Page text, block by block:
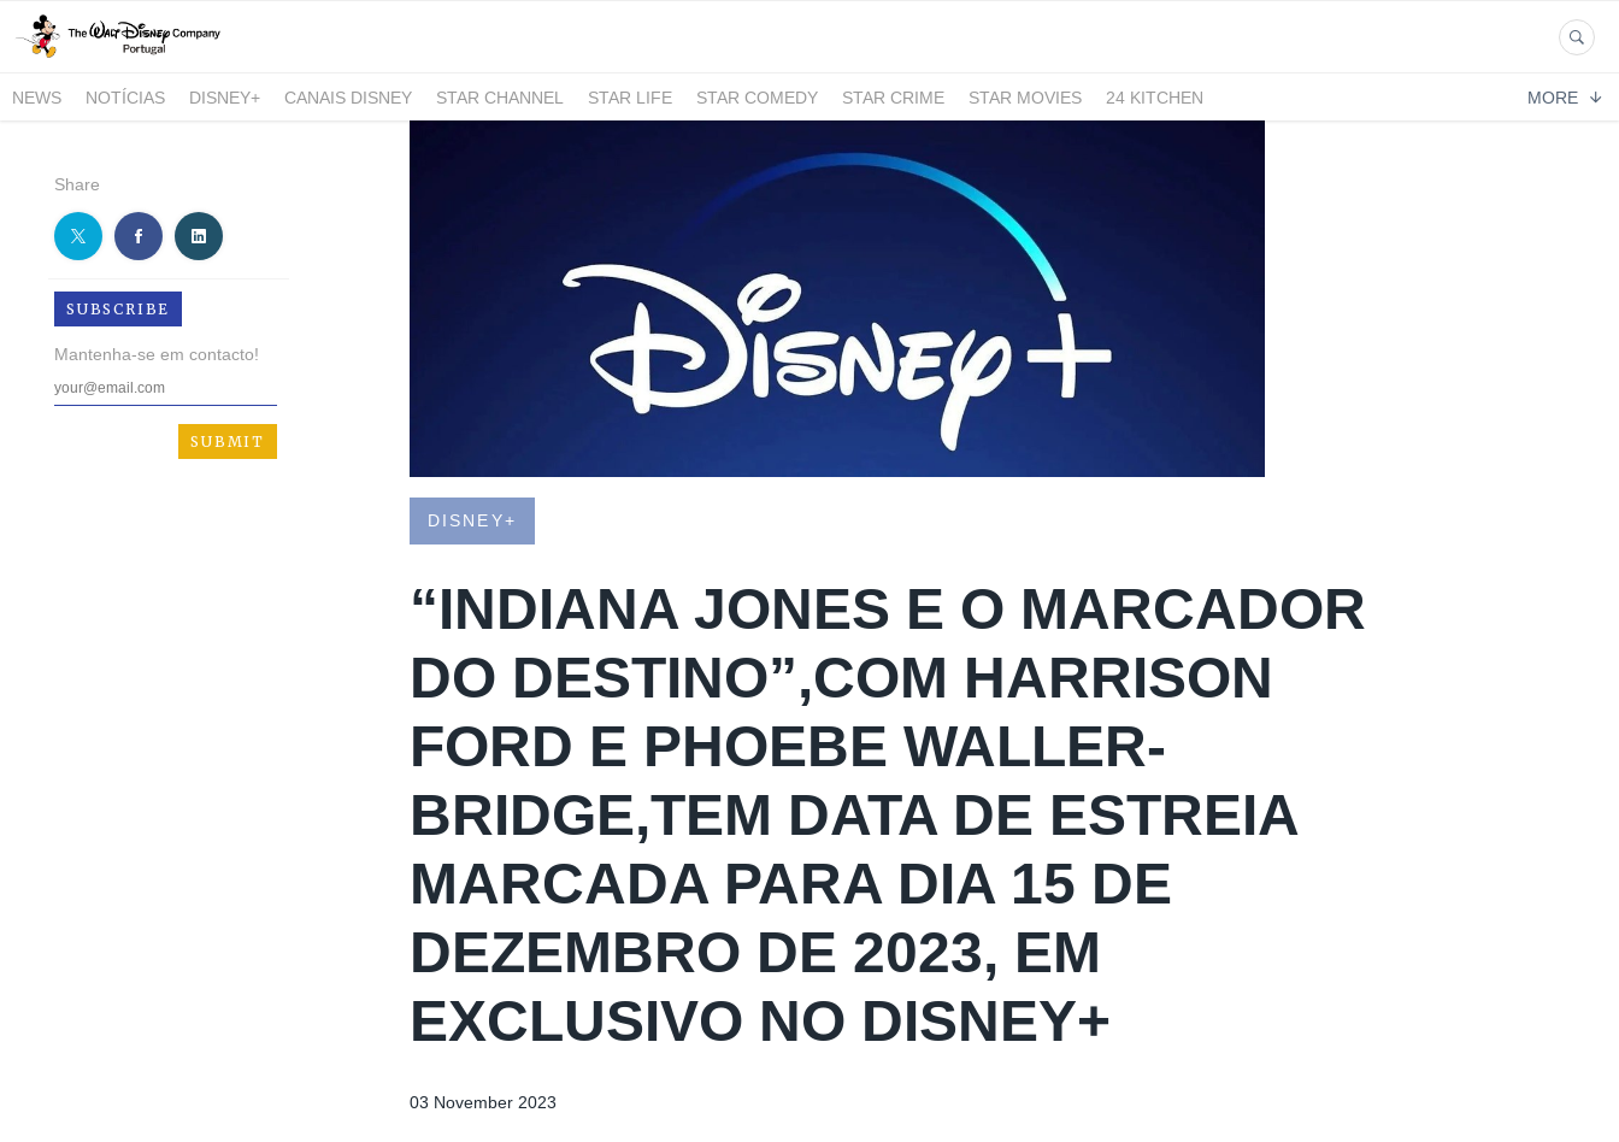
NEWS NOTÍCIAS DISNEY+ CANAIS DISNEY STAR CHANNEL STAR LIFE STAR COMEDY STAR CRIME STAR MOVIES
24 KITCHEN
MORE
Share
SUBSCRIBE
Mantenha-se em contacto!
DISNEY+
“INDIANA JONES E O MARCADOR
DO DESTINO”,COM HARRISON
FORD E PHOEBE WALLER-
BRIDGE,TEM DATA DE ESTREIA
MARCADA PARA DIA 15 DE
DEZEMBRO DE 2023, EM
EXCLUSIVO NO DISNEY+
03 November 2023